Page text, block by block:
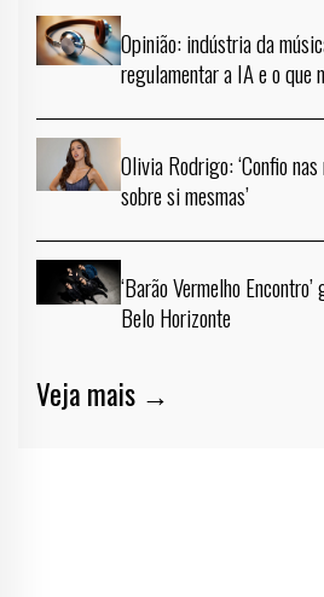
Opinião: indústria da
regulamentar a IA e o que
Olivia Rodrigo: ‘Confio
sobre si mesmas’
‘Barão Vermelho
Belo Horizonte
Veja mais →